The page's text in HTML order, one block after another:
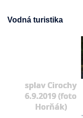
Vodná turistika
splav Cirochy
6.9.2019 (foto
Horňák)